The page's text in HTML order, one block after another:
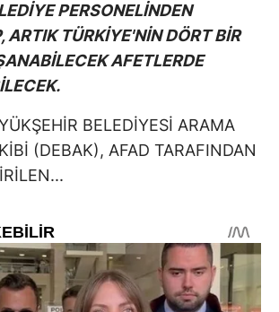
PERSONELİNDEN
ARTIK TÜRKİYE'NİN DÖRT BİR
AFETLERDE